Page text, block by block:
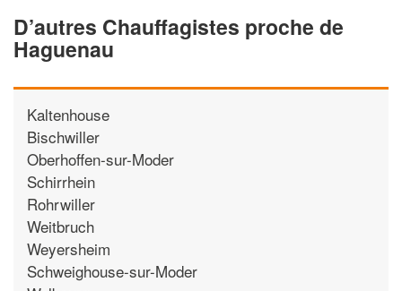
D’autres Chauffagistes proche de
Haguenau
Kaltenhouse
Bischwiller
Oberhoffen-sur-Moder
Schirrhein
Rohrwiller
Weitbruch
Weyersheim
Schweighouse-sur-Moder